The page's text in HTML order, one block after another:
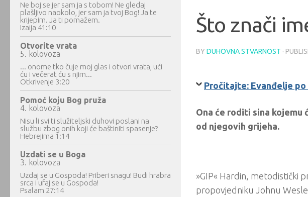
Što znači
BY DUHOVNA STVARNOST ·
Pročitajte: Evanđelje po
Ona će roditi sina kojemu
od njegovih grijeha.
»GIP« Hardin, metodistički
propovjedniku Johnu
Ne boj se jer sam ja s tobom! Ne gledaj
plašljivo naokolo, jer sam ja tvoj Bog! Ja te
krijepim. Ja ti pomažem.
Izaija 41:10
Otvorite vrata
5. kolovoza
... onome tko čuje moj glas i otvori vrata, ući
ću i večerat ću s njim...
Otkrivenje 3:20
Pomoć koju Bog pruža
4. kolovoza
Nisu li svi ti služiteljski duhovi poslani na
službu zbog onih koji će baštiniti spasenje?
Hebrejima 1:14
Uzdati se u Boga
3. kolovoza
Uzdaj se u Gospoda! Priberi snagu! Budi hrabra
srca i ufaj se u Gospoda!
Psalam 27:14